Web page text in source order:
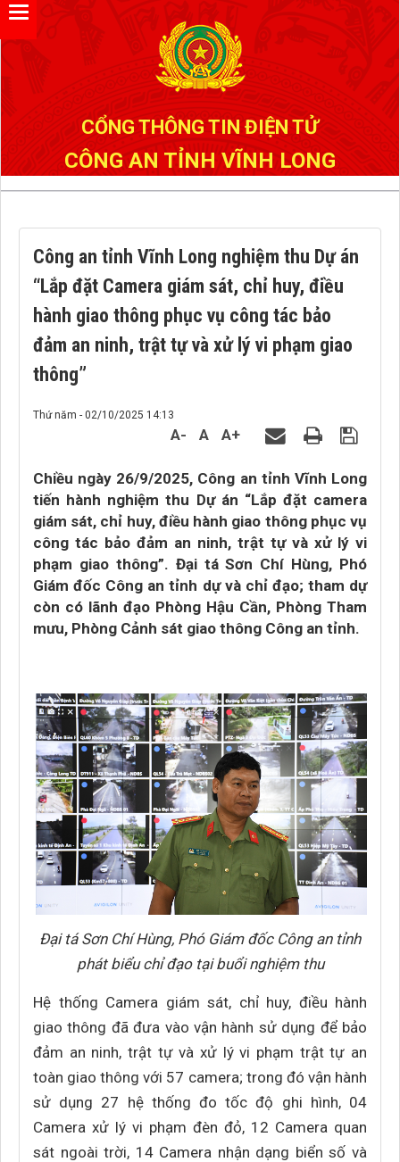
CỔNG THÔNG TIN ĐIỆN TỬ
CÔNG AN TỈNH VĨNH LONG
Công an tỉnh Vĩnh Long nghiệm thu Dự án
“Lắp đặt Camera giám sát, chỉ huy, điều
hành giao thông phục vụ công tác bảo
đảm an ninh, trật tự và xử lý vi phạm giao
thông”
Thứ năm - 02/10/2025 14:13
A- A A+
Chiều ngày 26/9/2025, Công an tỉnh Vĩnh Long
tiến hành nghiệm thu Dự án “Lắp đặt camera
giám sát, chỉ huy, điều hành giao thông phục vụ
công tác bảo đảm an ninh, trật tự và xử lý vi
phạm giao thông”. Đại tá Sơn Chí Hùng, Phó
Giám đốc Công an tỉnh dự và chỉ đạo; tham dự
còn có lãnh đạo Phòng Hậu Cần, Phòng Tham
mưu, Phòng Cảnh sát giao thông Công an tỉnh.
Đại tá Sơn Chí Hùng, Phó Giám đốc Công an tỉnh
phát biểu chỉ đạo tại buổi nghiệm thu
Hệ thống Camera giám sát, chỉ huy, điều hành
giao thông đã đưa vào vận hành sử dụng để bảo
đảm an ninh, trật tự và xử lý vi phạm trật tự an
toàn giao thông với 57 camera; trong đó vận hành
sử dụng 27 hệ thống đo tốc độ ghi hình, 04
Camera xử lý vi phạm đèn đỏ, 12 Camera quan
sát ngoài trời, 14 Camera nhận dạng biển số và